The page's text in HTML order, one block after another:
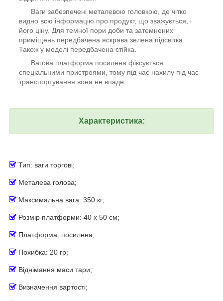
Ваги забезпечені металевою головкою, де чітко
видно всю інформацію про продукт, що зважується, і
його ціну. Для темної пори доби та затемнених
приміщень передбачена яскрава зелена підсвітка.
Також у моделі передбачена стійка.
Вагова платформа посилена фіксується
спеціальними пристроями, тому під час нахилу під час
транспортування вона не впаде.
Характеристика:
Тип: ваги торгові;
Металева голова;
Максимальна вага: 350 кг;
Розмір платформи: 40 х 50 см;
Платформа: посилена;
Похибка: 20 гр;
Віднімання маси тари;
Визначення вартості;